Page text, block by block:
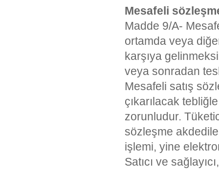
Mesafeli
Madde 9/A-
ortamda veya
karşıya
veya sonradan
Mesafeli satış
çıkarılacak
zorunludur.
sözleşme
işlemi, yine
Satıcı ve